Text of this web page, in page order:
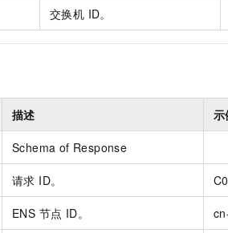
交换机 ID。
描述 示
Schema of Response
请求 ID。
ENS 节点 ID。